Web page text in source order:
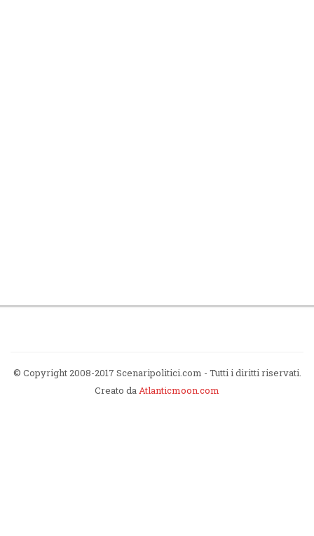
© Copyright 2008-2017 Scenaripolitici.com - Tutti i diritti riservati.
Creato daAtlanticmoon.com